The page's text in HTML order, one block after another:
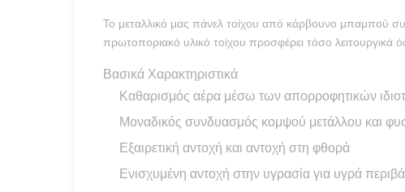
Το μεταλλικό μας πάνελ τοίχου από κάρβουνο μπαμπού
πρωτοποριακό υλικό τοίχου προσφέρει τόσο λειτουργικά
Βασικά Χαρακτηριστικά
Καθαρισμός αέρα μέσω των απορροφητικών
Μοναδικός συνδυασμός κομψού μετάλλου και
Εξαιρετική αντοχή και αντοχή στη φθορά
Ενισχυμένη αντοχή στην υγρασία για υγρά